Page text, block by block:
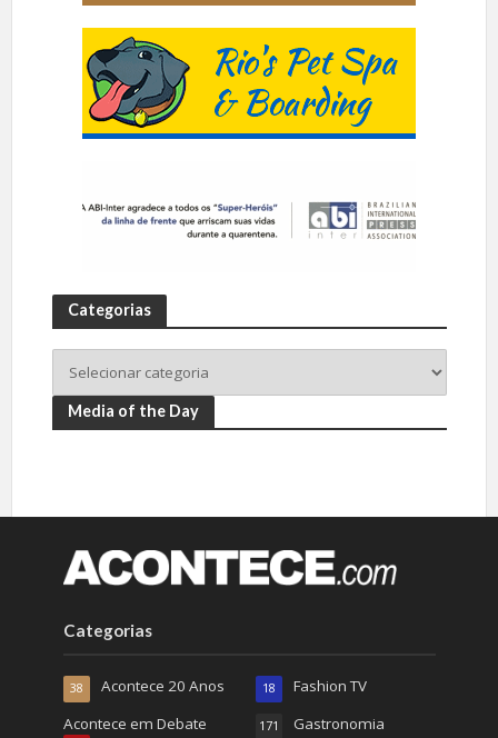
Categorias
Media of the Day
Categorias
Acontece 20 Anos
38
Acontece em Debate
Fashion TV
18
Gastronomia
171